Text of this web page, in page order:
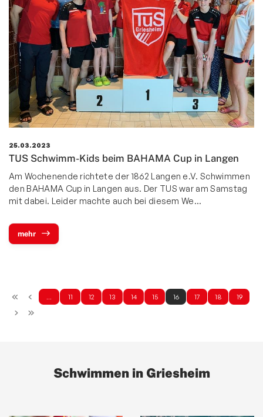
25.03.2023
TUS Schwimm-Kids beim BAHAMA Cup in Langen
Am Wochenende richtete der 1862 Langen e.V. Schwimmen
den BAHAMA Cup in Langen aus. Der TUS war am Samstag
mit dabei. Leider machte auch bei diesem We…
mehr
11 12 13 14 15 16 17 18 19
Schwimmen in Griesheim